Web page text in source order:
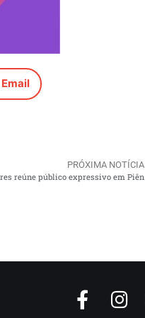
Email
PRÓXIMA NOTÍCIA
reúne público expressivo em Piên